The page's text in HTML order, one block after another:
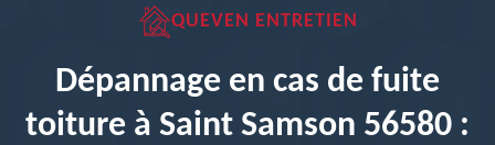
QUEVEN ENTRETIEN
Dépannage en cas de fuite
toiture à Saint Samson 56580 :